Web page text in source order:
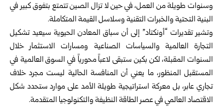
وسنوات طويلة من العمل، في حين لا تزال الصين ‏تتمتع بتفوق كبير في
البنية التحتية والخبرات التقنية وسلاسل القيمة المتكاملة.‏
وتشير تقديرات “أونكتاد” إلى أن سباق المعادن الحيوية سيعيد تشكيل
التجارة ‏العالمية والسياسات الصناعية ومسارات الاستثمار خلال
السنوات المقبلة، لكن بكين ‏ستبقى لاعباً محورياً في السوق العالمية في
المستقبل المنظور، ما يعني أن المنافسة ‏الحالية ليست مجرد خلاف
تجاري عابر، بل معركة استراتيجية طويلة الأمد على ‏موارد ستحدد شكل
الاقتصاد العالمي في عصر الطاقة النظيفة والتكنولوجيا ‏المتقدمة.